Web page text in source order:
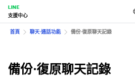
LINE
支援中心
首頁 聊天⋅通話功能 備份⋅復原聊天記錄
備份⋅復原聊天記錄